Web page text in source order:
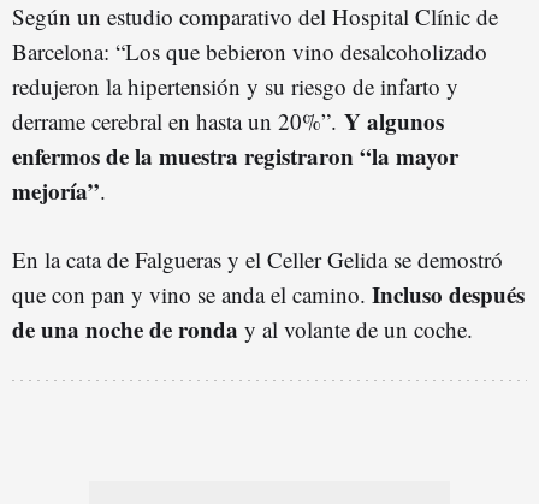
Según un estudio comparativo del Hospital Clínic de
Barcelona: “Los que bebieron vino desalcoholizado
redujeron la hipertensión y su riesgo de infarto y
derrame cerebral en hasta un 20%”. Y algunos
enfermos de la muestra registraron “la mayor
mejoría”.
En la cata de Falgueras y el Celler Gelida se demostró
que con pan y vino se anda el camino. Incluso después
de una noche de ronda y al volante de un coche.